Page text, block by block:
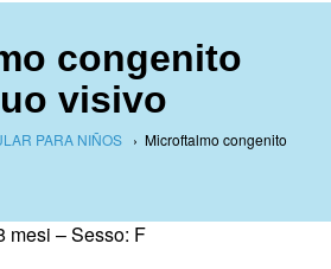
congenito
visivo
PARA NIÑOS › Microftalmo congenito
mesi –Sesso: F